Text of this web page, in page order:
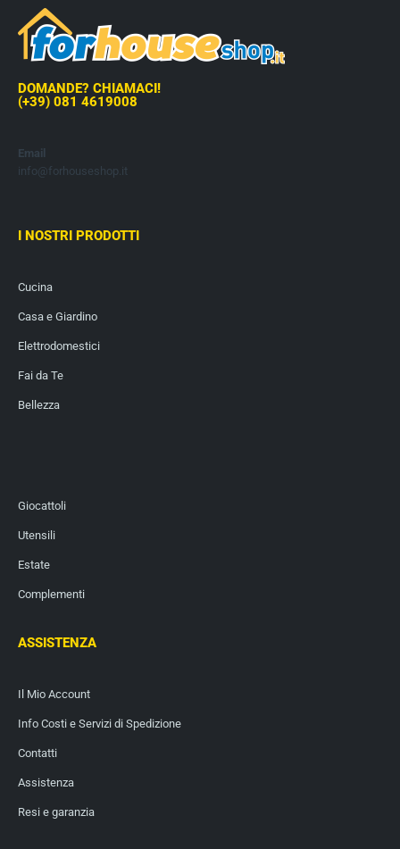
DOMANDE? CHIAMACI!
(+39) 081 4619008
Email
info@forhouseshop.it
I NOSTRI PRODOTTI
Cucina
Casa e Giardino
Elettrodomestici
Fai da Te
Bellezza
Giocattoli
Utensili
Estate
Complementi
ASSISTENZA
Il Mio Account
Info Costi e Servizi di Spedizione
Contatti
Assistenza
Resi e garanzia